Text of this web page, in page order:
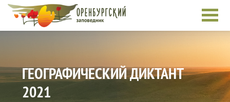
Перейти к основному содержанию
ГЕОГРАФИЧЕСКИЙ ДИКТАНТ
2021